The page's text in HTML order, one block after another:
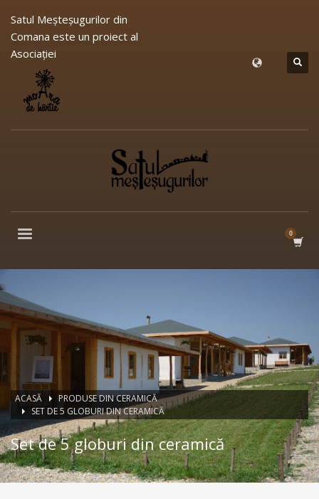
Satul Meşteşugurilor din
Comana este un proiect al
Asociației
ACASĂ
PRODUSE DIN CERAMICĂ
SET DE 5 GLOBURI DIN CERAMICĂ
Set de 5 globuri din ceramică